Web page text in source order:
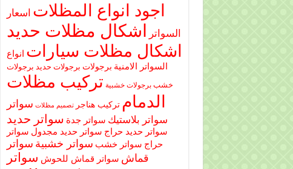
اجود انواع المظلات اسعار
السواتر
اشكال مظلات حديد
اشكال مظلات سيارات انواع
السواتر الامنية برجولات برجولات حديد برجولات
خشب برجولات خشبية تركيب مظلات
الدمام تركيب هناجر تصميم مظلات سواتر
سواتر بلاستيك سواتر جدة سواتر حديد
سواتر حديد حراج سواتر حديد مجدول سواتر
حراج سواتر خشب سواتر خشبية سواتر
قماش سواتر قماش للحوش سواتر